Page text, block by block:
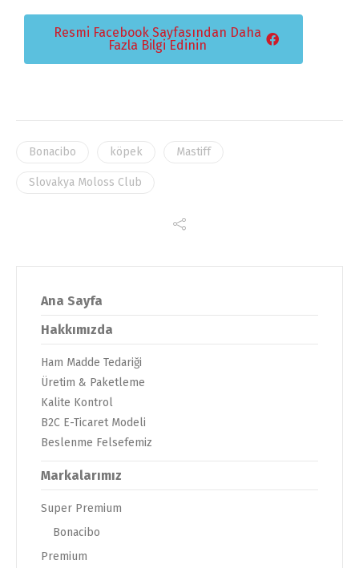
Resmi Facebook Sayfasından Daha
Fazla Bilgi Edinin
Bonacibo köpek Mastiff
Slovakya Moloss Club
Ana Sayfa
Hakkımızda
Ham Madde Tedariği
Üretim & Paketleme
Kalite Kontrol
B2C E-Ticaret Modeli
Beslenme Felsefemiz
Markalarımız
Super Premium
Bonacibo
Premium